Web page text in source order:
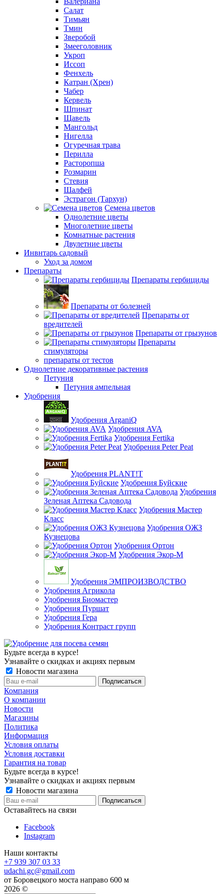
Салат
Тимьян
Тмин
Зверобой
Змееголовник
Укроп
Иссоп
Фенхель
Катран (Хрен)
Чабер
Кервель
Шпинат
Щавель
Мангольд
Нигелла
Огуречная трава
Перилла
Расторопша
Розмарин
Стевия
Шалфей
Эстрагон (Тархун)
Семена цветов
Однолетние цветы
Многолетние цветы
Комнатные растения
Двулетние цветы
Инвнтарь садовый
Уход за домом
Препараты
Препараты гербициды
Препараты от болезней
Препараты от
вредителей
Препараты от грызунов
Препараты
стимуляторы
препараты от тестов
Однолетние декоративные растения
Петуния
Петуния ампельная
Удобрения
Удобрения ArganiQ
Удобрения AVA
Удобрения Fertika
Удобрения Peter Peat
Удобрения PLANT!T
Удобрения Буйские
Удобрения
Зеленая Аптека Садовода
Удобрения Мастер
Класс
Удобрения ОЖЗ
Кузнецова
Удобрения Ортон
Удобрения Экор-М
Удобрения ЭМПРОИЗВОДСТВО
Удобрения Агрикола
Удобрения Биомастер
Удобрения Пуршат
Удобрения Гера
Удобрения Контраст групп
Будьте всегда в курсе!
Узнавайте о скидках и акциях первым
Новости магазина
Компания
О компании
Новости
Магазины
Политика
Информация
Условия оплаты
Условия доставки
Гарантия на товар
Будьте всегда в курсе!
Узнавайте о скидках и акциях первым
Новости магазина
Оставайтесь на связи
Facebook
Instagram
Наши контакты
+7 939 307 03 33
udachi.gc@gmail.com
от Боровецкого моста направо 600 м
2026 ©